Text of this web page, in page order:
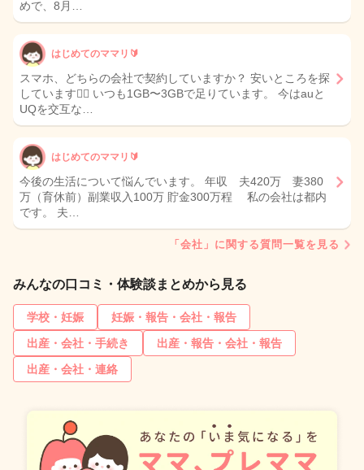
めで、8月…
はじめてのママリ🔰
スマホ、どちらの会社で契約していますか？ 安いところを探
しています🙇‍♀️ いつも1GB〜3GBで足りています。 今はauと
UQを交互な…
はじめてのママリ🔰
今後の生活について悩んでいます。 年収 夫420万 妻380
万（育休前）副業収入100万 貯金300万程 私の会社は都内
です。 夫…
「会社」に関する質問一覧を見る
みんなの口コミ・体験談まとめから見る
学校・妊娠
妊娠・報告・会社・報告
出産・会社・手続き
出産・報告・会社・報告
出産・会社・連絡